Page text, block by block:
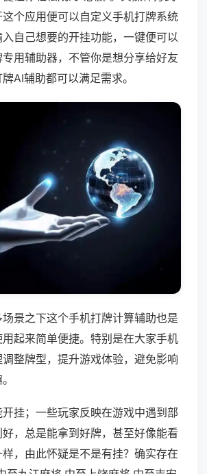
个应用便可以自定义手机打牌系统
自己想要的开挂功能，一键便可以
用辅助器，不管你是想分享给好友
AI辅助都可以满足需求。
景之下这个手机打牌计算辅助也是
起来简单便捷。特别是在大家手机
整牌型，提升游戏体验，避免影响
挂；一些玩家反映在游戏中遇到部
，总是能拿到好牌，甚至好像能看
，由此怀疑是不是有挂？确实存在